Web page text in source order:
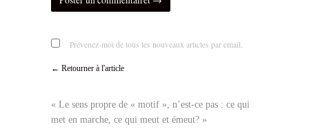
Prévenez-moi de tous les nouveaux articles par email.
← Retourner à l'article
« Le sens propre de « motif », n’est-ce pas : ce qui
met en marche, ce qui meut et émeut? »